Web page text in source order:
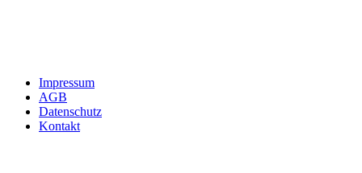
Impressum
AGB
Datenschutz
Kontakt